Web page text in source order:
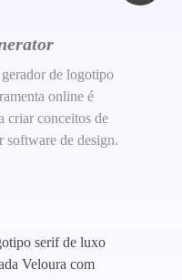
de logotipo
online é
criar conceitos de
software de design.
serif de luxo
Veloura com